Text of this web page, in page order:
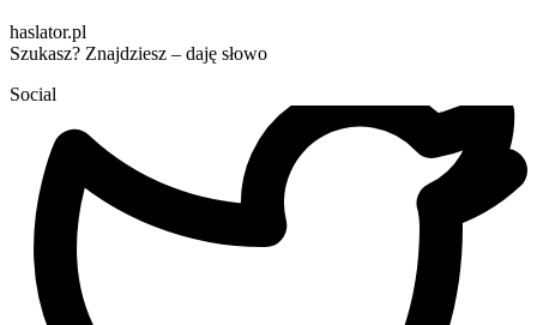
haslator.pl
Szukasz? Znajdziesz – daję słowo
Social